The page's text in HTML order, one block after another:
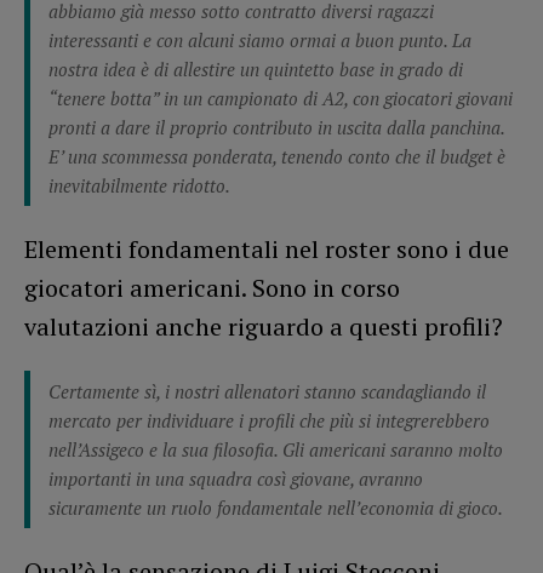
abbiamo già messo sotto contratto diversi ragazzi
interessanti e con alcuni siamo ormai a buon punto. La
nostra idea è di allestire un quintetto base in grado di
“tenere botta” in un campionato di A2, con giocatori giovani
pronti a dare il proprio contributo in uscita dalla panchina.
E’ una scommessa ponderata, tenendo conto che il budget è
inevitabilmente ridotto.
Elementi fondamentali nel roster sono i due
giocatori americani. Sono in corso
valutazioni anche riguardo a questi profili?
Certamente sì, i nostri allenatori stanno scandagliando il
mercato per individuare i profili che più si integrerebbero
nell’Assigeco e la sua filosofia. Gli americani saranno molto
importanti in una squadra così giovane, avranno
sicuramente un ruolo fondamentale nell’economia di gioco.